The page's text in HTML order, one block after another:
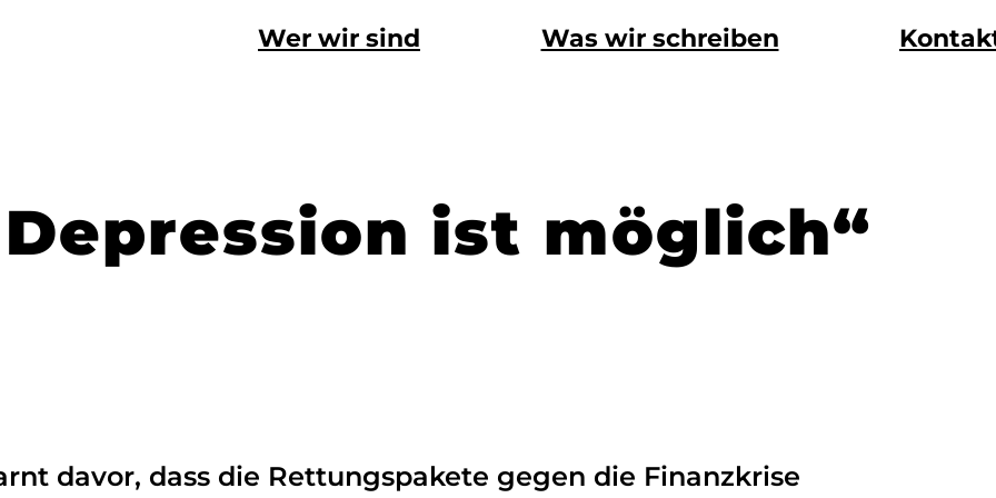
Wer wir sind Was wir schreiben
ist möglich“
davor, dass die Rettungspakete gegen die Finanzkrise